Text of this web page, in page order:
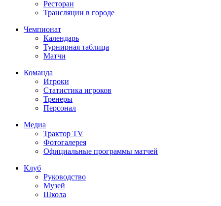
Ресторан
Трансляции в городе
Чемпионат
Календарь
Турнирная таблица
Матчи
Команда
Игроки
Статистика игроков
Тренеры
Персонал
Медиа
Трактор TV
Фотогалерея
Официальные программы матчей
Клуб
Руководство
Музей
Школа